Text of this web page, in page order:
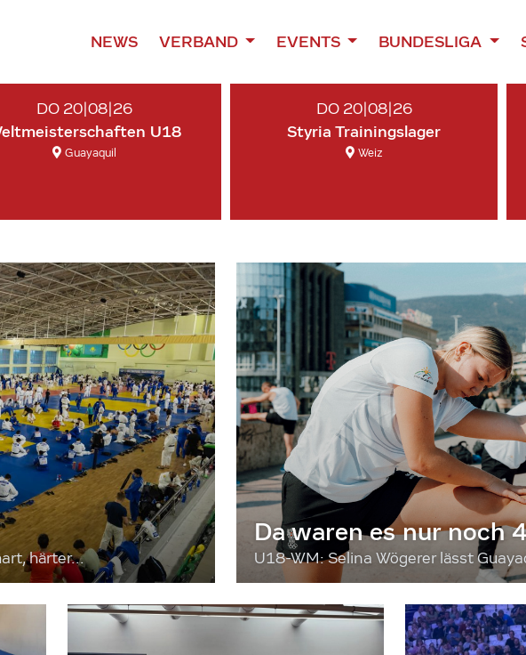
NEWS VERBAND EVENTS BUNDESLIGA
DO 20|08|26
U18
Guayaquil
DO 20|08|26
Styria Trainingslager
Weiz
härter...
Da waren es nur noch
U18-WM: Selina Wögerer lässt